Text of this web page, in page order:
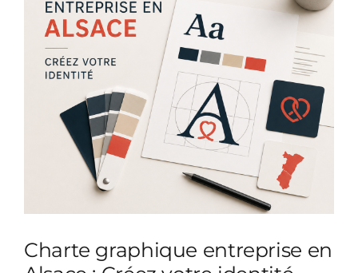
Charte graphique entreprise en